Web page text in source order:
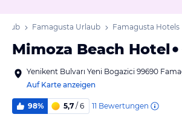
Famagusta Urlaub Famagusta Hotels
Mimoza Beach Hotel
Yenikent Bulvarı Yeni Bogazici 99690
Auf Karte anzeigen
98% 5,7 / 6 11 Bewertungen